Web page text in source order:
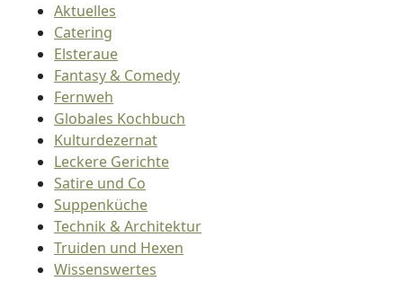
Aktuelles
Catering
Elsteraue
Fantasy & Comedy
Fernweh
Globales Kochbuch
Kulturdezernat
Leckere Gerichte
Satire und Co
Suppenküche
Technik & Architektur
Truiden und Hexen
Wissenswertes